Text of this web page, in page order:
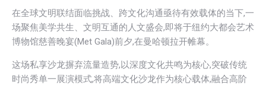
在全球文明联结面临挑战、跨文化沟通亟待有效载体的当下,一
场聚焦美学共生、文明互通的人文盛会,即将于纽约大都会艺术
博物馆慈善晚宴(Met Gala)前夕,在曼哈顿拉开帷幕。
这场私享沙龙摒弃流量造势,以深度文化共鸣为核心,突破传统
时尚秀单一展演模式,将高端文化沙龙作为核心载体,融合高阶